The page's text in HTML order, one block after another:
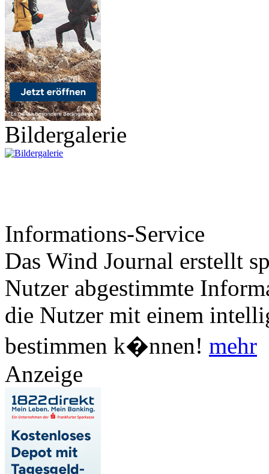
Bildergalerie
Informations-Service
Das Wind Journal erstellt
Nutzer abgestimmte
die Nutzer mit einem
bestimmen k�nnen! mehr
Anzeige